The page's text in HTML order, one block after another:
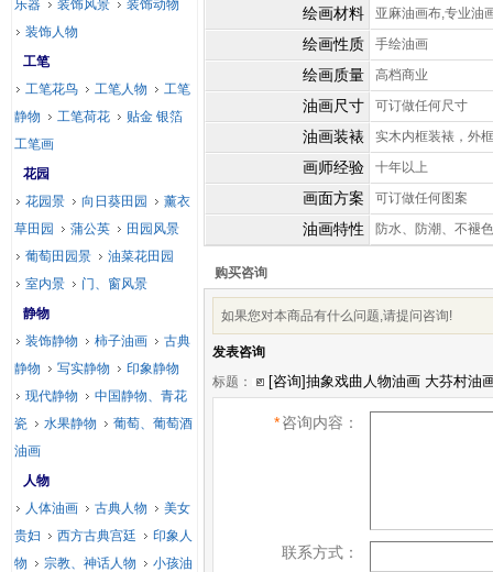
绘画材料 亚麻油画布,专业油
绘画性质 手绘油画
绘画质量 高档商业
油画尺寸 可订做任何尺寸
油画装裱 实木内框装裱，外
画师经验 十年以上
画面方案 可订做任何图案
油画特性 防水、防潮、不褪色
购买咨询
如果您对本商品有什么问题,请提问咨询!
发表咨询
标题：
*咨询内容：
联系方式：
乐器 装饰风景
装饰动物
装饰人物
工笔
工笔花鸟
工笔人物
工笔
静物
工笔荷花
贴金 银箔
工笔画
花园
花园景
向日葵田园
薰衣
草田园
蒲公英
田园风景
葡萄田园景
油菜花田园
室内景
门、窗风景
静物
装饰静物
柿子油画
古典
静物
写实静物
印象静物
现代静物
中国静物、青花
瓷
水果静物
葡萄、葡萄酒
油画
人物
人体油画
古典人物
美女
贵妇
西方古典宫廷
印象人
物
宗教、神话人物
小孩油